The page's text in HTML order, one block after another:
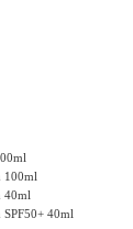
100ml
40ml
40ml